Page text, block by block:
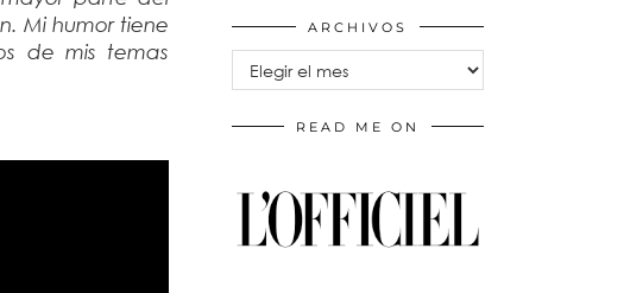
Mi humor tiene
de mis temas
ARCHIVOS
Archivos
READ ME ON